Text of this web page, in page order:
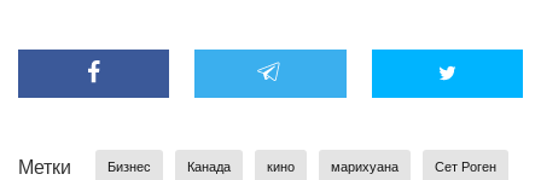
Метки Бизнес Канада кино марихуана Сет Роген